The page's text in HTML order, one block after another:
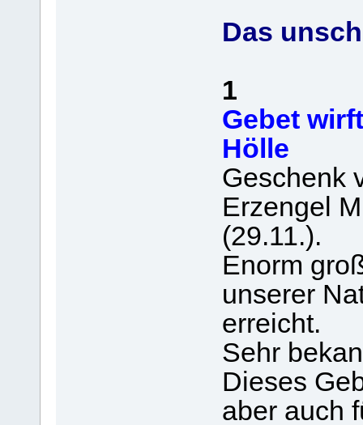
Das
1
Gebet
Hölle
Geschenk
Erzengel
(29.11.).
Enorm
unserer
erreicht.
Sehr
Dieses
aber auch